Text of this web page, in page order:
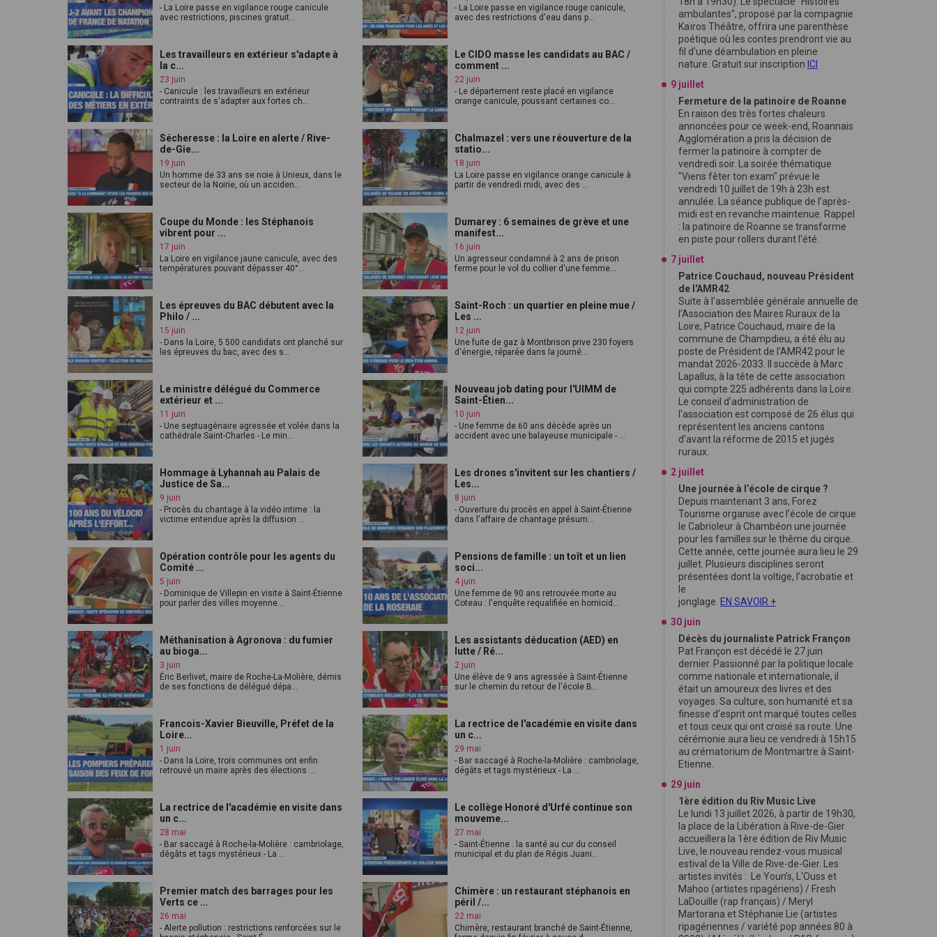
- La Loire passe en vigilance rouge canicule
avec restrictions, piscines gratuit...
- La Loire passe en vigilance rouge canicule,
avec des restrictions d'eau dans p...
Les travailleurs en extérieur s'adapte à
la c...
23 juin
- Canicule : les travailleurs en extérieur
contraints de s'adapter aux fortes ch...
Le CIDO masse les candidats au BAC /
comment ...
22 juin
- Le département reste placé en vigilance
orange canicule, poussant certaines co...
Sécheresse : la Loire en alerte / Rive-
de-Gie...
19 juin
Un homme de 33 ans se noie à Unieux, dans le
secteur de la Noirie, où un acciden...
Chalmazel : vers une réouverture de la
statio...
18 juin
La Loire passe en vigilance orange canicule à
partir de vendredi midi, avec des ...
Coupe du Monde : les Stéphanois
vibrent pour ...
17 juin
La Loire en vigilance jaune canicule, avec des
températures pouvant dépasser 40°...
Dumarey : 6 semaines de grève et une
manifest...
16 juin
Un agresseur condamné à 2 ans de prison
ferme pour le vol du collier d'une femme...
Les épreuves du BAC débutent avec la
Philo / ...
15 juin
- Dans la Loire, 5 500 candidats ont planché sur
les épreuves du bac, avec des s...
Saint-Roch : un quartier en pleine mue /
Les ...
12 juin
Une fuite de gaz à Montbrison prive 230 foyers
d'énergie, réparée dans la journé...
Le ministre délégué du Commerce
extérieur et ...
11 juin
- Une septuagénaire agressée et volée dans la
cathédrale Saint-Charles - Le min...
Nouveau job dating pour l'UIMM de
Saint-Étien...
10 juin
- Une femme de 60 ans décède après un
accident avec une balayeuse municipale - ...
Hommage à Lyhannah au Palais de
Justice de Sa...
9 juin
- Procès du chantage à la vidéo intime : la
victime entendue après la diffusion ...
Les drones s'invitent sur les chantiers /
Les...
8 juin
- Ouverture du procès en appel à Saint-Étienne
dans l'affaire de chantage présum...
Opération contrôle pour les agents du
Comité ...
5 juin
- Dominique de Villepin en visite à Saint-Étienne
pour parler des villes moyenne...
Pensions de famille : un toît et un lien
soci...
4 juin
Une femme de 90 ans retrouvée morte au
Coteau : l'enquête requalifiée en homicid...
Méthanisation à Agronova : du fumier
au bioga...
3 juin
Éric Berlivet, maire de Roche-La-Molière, démis
de ses fonctions de délégué dépa...
Les assistants déducation (AED) en
lutte / Ré...
2 juin
Une élève de 9 ans agressée à Saint-Étienne
sur le chemin du retour de l'école B...
Francois-Xavier Bieuville, Préfet de la
Loire...
1 juin
- Dans la Loire, trois communes ont enfin
retrouvé un maire après des élections ...
La rectrice de l'académie en visite dans
un c...
29 mai
- Bar saccagé à Roche-la-Molière : cambriolage,
dégâts et tags mystérieux - La ...
La rectrice de l'académie en visite dans
un c...
28 mai
- Bar saccagé à Roche-la-Molière : cambriolage,
dégâts et tags mystérieux - La ...
Le collège Honoré d'Urfé continue son
mouveme...
27 mai
- Saint-Étienne : la santé au cur du conseil
municipal et du plan de Régis Juani...
Premier match des barrages pour les
Verts ce ...
26 mai
- Alerte pollution : restrictions renforcées sur le
Chimère : un restaurant stéphanois en
péril /...
22 mai
Chimère, restaurant branché de Saint-Étienne,
ambulantes", proposé par la compagnie
Kaïros Théâtre, offrira une parenthèse
poétique où les contes prendront vie au
fil d'une déambulation en pleine
nature. Gratuit sur inscription ICI
9 juillet
Fermeture de la patinoire de Roanne
En raison des très fortes chaleurs
annoncées pour ce week-end, Roannais
Agglomération a pris la décision de
fermer la patinoire à compter de
vendredi soir. La soirée thématique
"Viens fêter ton exam" prévue le
vendredi 10 juillet de 19h à 23h est
annulée. La séance publique de l’après-
midi est en revanche maintenue. Rappel
: la patinoire de Roanne se transforme
en piste pour rollers durant l'été.
7 juillet
Patrice Couchaud, nouveau Président
de l'AMR42
Suite à l'assemblée générale annuelle de
l'Association des Maires Ruraux de la
Loire, Patrice Couchaud, maire de la
commune de Champdieu, a été élu au
poste de Président de l'AMR42 pour le
mandat 2026-2033. Il succède à Marc
Lapallus, à la tête de cette association
qui compte 225 adhérents dans la Loire.
Le conseil d'administration de
l'association est composé de 26 élus qui
représentent les anciens cantons
d'avant la réforme de 2015 et jugés
ruraux.
2 juillet
Une journée à l’école de cirque ?
Depuis maintenant 3 ans, Forez
Tourisme organise avec l’école de cirque
le Cabrioleur à Chambéon une journée
pour les familles sur le thême du cirque.
Cette année, cette journée aura lieu le 29
juillet. Plusieurs disciplines seront
présentées dont la voltige, l’acrobatie et
le
jonglage. EN SAVOIR +
30 juin
Décès du journaliste Patrick Françon
Pat Françon est décédé le 27 juin
dernier. Passionné par la politique locale
comme nationale et internationale, il
était un amoureux des livres et des
voyages. Sa culture, son humanité et sa
finesse d'esprit ont marqué toutes celles
et tous ceux qui ont croisé sa route. Une
cérémonie aura lieu ce vendredi à 15h15
au crématorium de Montmartre à Saint-
Etienne.
29 juin
1ère édition du Riv Music Live
Le lundi 13 juillet 2026, à partir de 19h30,
la place de la Libération à Rive-de-Gier
accueillera la 1ère édition de Riv Music
Live, le nouveau rendez-vous musical
estival de la Ville de Rive-de-Gier. Les
artistes invités : Le Youn’s, L'Ouss et
Mahoo (artistes ripagériens) / Fresh
LaDouille (rap français) / Meryl
Martorana et Stéphanie Lie (artistes
ripagériennes / variété pop années 80 à